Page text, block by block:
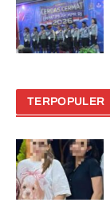
TERPOPULER